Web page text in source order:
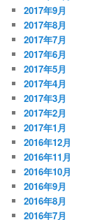
2017年9月
2017年8月
2017年7月
2017年6月
2017年5月
2017年4月
2017年3月
2017年2月
2017年1月
2016年12月
2016年11月
2016年10月
2016年9月
2016年8月
2016年7月